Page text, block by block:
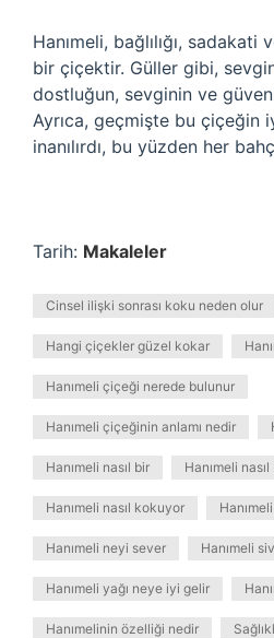
Hanımeli, bağlılığı,
bir çiçektir. Güller gibi,
dostluğun, sevginin ve
Ayrıca, geçmişte bu çiçeğin
inanılırdı, bu yüzden her
Tarih: Makaleler
Cinsel ilişki sonrası koku neden olur
Hangi çiçekler güzel kokar
Hanımeli çiçeği nerede bulunur
Hanımeli çiçeğinin anlamı nedir
Hanımeli nasıl bir Hanımeli
Hanımeli nasıl kokuyor
Hanımeli neyi sever Hanımeli
Hanımeli yağı neye iyi gelir
Hanımelinin özelliği nedir